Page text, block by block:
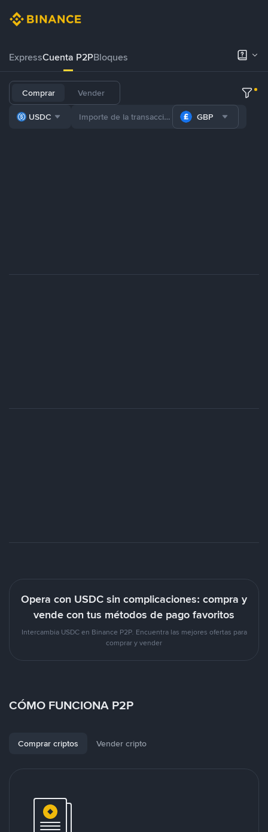
ExpressCuenta P2PBloques
Comprar Vender
USDC GBP
Opera con USDC sin complicaciones: compra y
vende con tus métodos de pago favoritos
Intercambia USDC en Binance P2P. Encuentra las mejores ofertas para
comprar y vender
CÓMO FUNCIONA P2P
Comprar criptos Vender cripto